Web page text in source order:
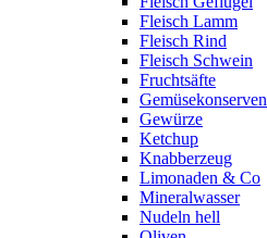
Fleisch Lamm
Fleisch Rind
Fleisch Schwein
Fruchtsäfte
Gemüsekonserven
Gewürze
Ketchup
Knabberzeug
Limonaden & Co
Mineralwasser
Nudeln hell